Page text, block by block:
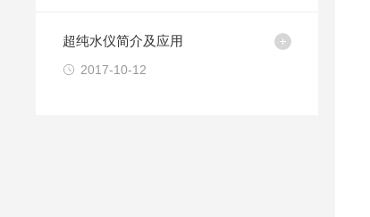
超纯水仪简介及应用
2017-10-12